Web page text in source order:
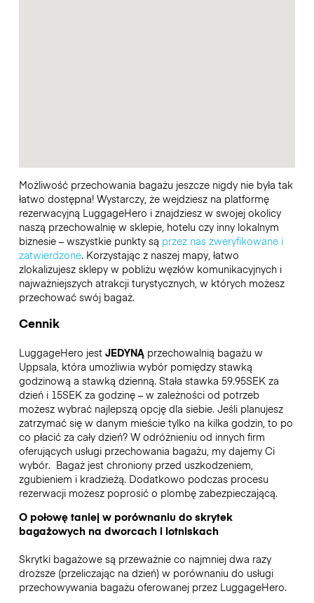
Możliwość przechowania bagażu jeszcze nigdy nie była tak
łatwo dostępna! Wystarczy, że wejdziesz na platformę
rezerwacyjną LuggageHero i znajdziesz w swojej okolicy
naszą przechowalnię w sklepie, hotelu czy inny lokalnym
biznesie – wszystkie punkty są przez nas zweryfikowane i
zatwierdzone. Korzystając z naszej mapy, łatwo
zlokalizujesz sklepy w pobliżu węzłów komunikacyjnych i
najważniejszych atrakcji turystycznych, w których możesz
przechować swój bagaż.
Cennik
LuggageHero jest JEDYNĄprzechowalnią bagażu w
Uppsala, która umożliwia wybór pomiędzy stawką
godzinową a stawką dzienną. Stała stawka 59.95SEK za
dzień i 15SEK za godzinę – w zależności od potrzeb
możesz wybrać najlepszą opcję dla siebie. Jeśli planujesz
zatrzymać się w danym mieście tylko na kilka godzin, to po
co płacić za cały dzień? W odróżnieniu od innych firm
oferujących usługi przechowania bagażu, my dajemy Ci
wybór. Bagaż jest chroniony przed uszkodzeniem,
zgubieniem i kradzieżą. Dodatkowo podczas procesu
rezerwacji możesz poprosić o plombę zabezpieczającą.
O połowę taniej w porównaniu do skrytek
bagażowych na dworcach i lotniskach
Skrytki bagażowe są przeważnie co najmniej dwa razy
droższe (przeliczając na dzień) w porównaniu do usługi
przechowywania bagażu oferowanej przez LuggageHero.